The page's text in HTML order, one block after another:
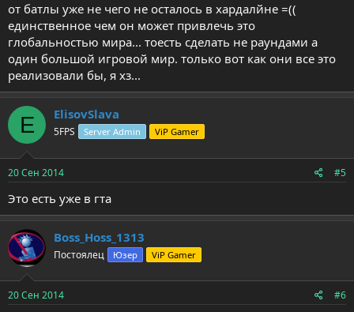
от батлы уже не чего не осталось в хардалйне =((
единственное чем он может привлечь это
глобальностью мира... тоесть сделать не раундами а
один большой игровой мир. только вот как они все это
реализовали бы, я хз...
E ElisovSlava
5FPS Server Admin ViP Gamer
20 Сен 2014 #5
Это есть уже в гта
Boss_Hoss_1313
Постоялец Юзер ViP Gamer
20 Сен 2014 #6